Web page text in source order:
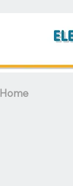
Home